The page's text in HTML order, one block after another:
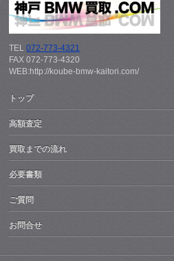
TEL072-773-4321
FAX 072-773-4320
WEB:http://koube-bmw-kaitori.com/
トップ
高額査定
買取までの流れ
必要書類
ご質問
お問合せ